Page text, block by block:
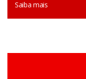
Saiba mais